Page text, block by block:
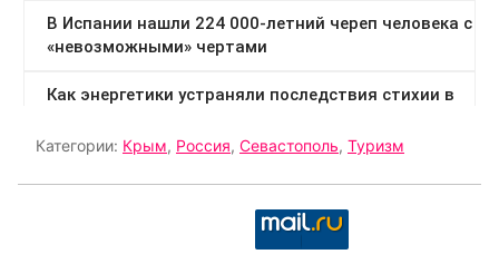
Категории: Крым, Россия, Севастополь, Туризм